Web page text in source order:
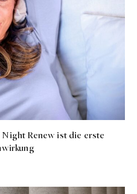
Renew ist die erste